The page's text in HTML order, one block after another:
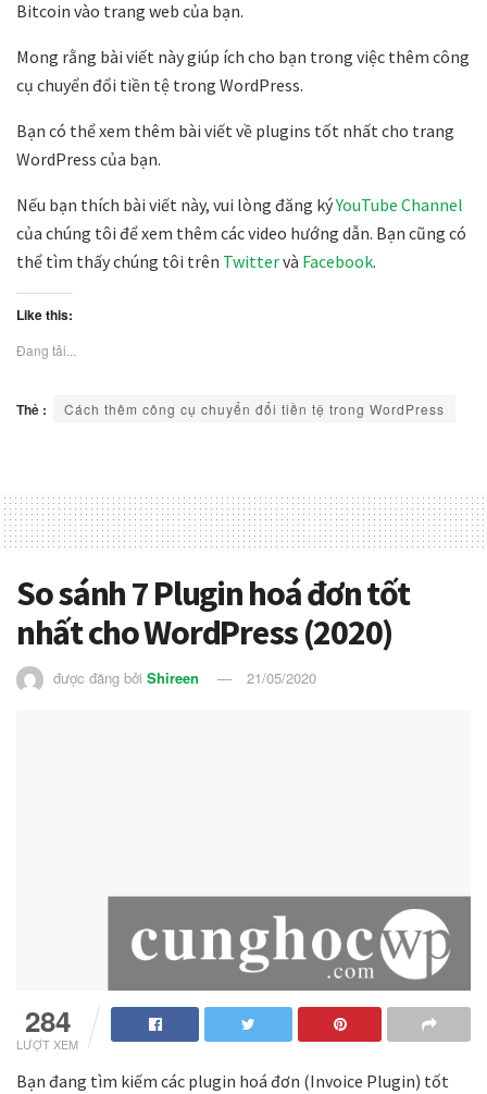
Bitcoin vào trang web của bạn.
Mong rằng bài viết này giúp ích cho bạn trong việc thêm công
cụ chuyển đổi tiền tệ trong WordPress.
Bạn có thể xem thêm bài viết về plugins tốt nhất cho trang
WordPress của bạn.
Nếu bạn thích bài viết này, vui lòng đăng kýYouTube Channel
của chúng tôi để xem thêm các video hướng dẫn. Bạn cũng có
thể tìm thấy chúng tôi trên Twittervà Facebook.
Like this:
Đang tải...
Thẻ : Cách thêm công cụ chuyển đổi tiền tệ trong WordPress
So sánh 7 Plugin hoá đơn tốt
nhất cho WordPress (2020)
được đăng bởi Shireen 21/05/2020
284
LƯỢT XEM
Bạn đang tìm kiếm các plugin hoá đơn (Invoice Plugin) tốt